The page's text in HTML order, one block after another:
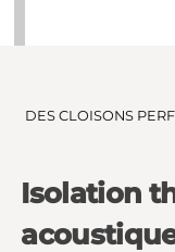
DES CLOISONS
Isolation